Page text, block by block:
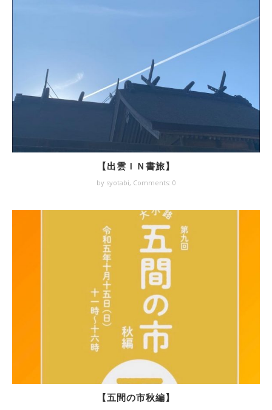
【出雲ＩＮ書旅】
by syotabi, Comments: 0
【五間の市秋編】